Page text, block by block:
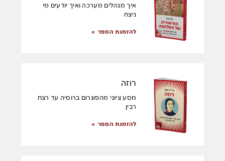
איך מנהלים מערכה ואיך יודעים מי
ניצח
להזמנת הספר »
רוזה
מסע ציוני מהפוגרום ברוסיה עד רצח
רבין
להזמנת הספר »